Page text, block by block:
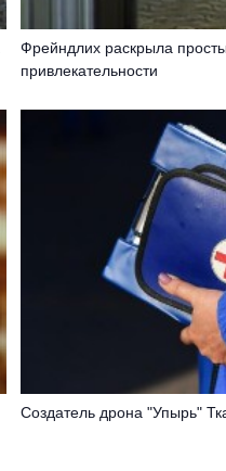
Фрейндлих раскрыла
привлекательности
Создатель дрона "Упырь"